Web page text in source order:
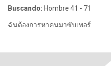
Buscando: Hombre 41 - 71
ฉันต้องการหาคนมาซับเพอร์